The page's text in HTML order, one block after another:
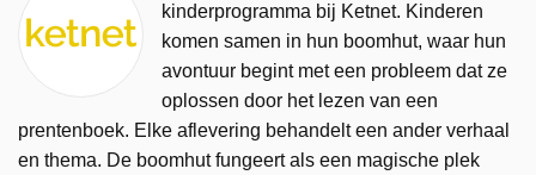
kinderprogramma bij Ketnet. Kinderen
komen samen in hun boomhut, waar hun
avontuur begint met een probleem dat ze
oplossen door het lezen van een
prentenboek. Elke aflevering behandelt een ander verhaal
en thema. De boomhut fungeert als een magische plek